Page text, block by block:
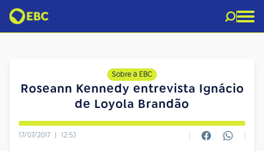
Sobre a EBC
Roseann Kennedy entrevista Ignácio
de Loyola Brandão
17/07/2017 | 12:53